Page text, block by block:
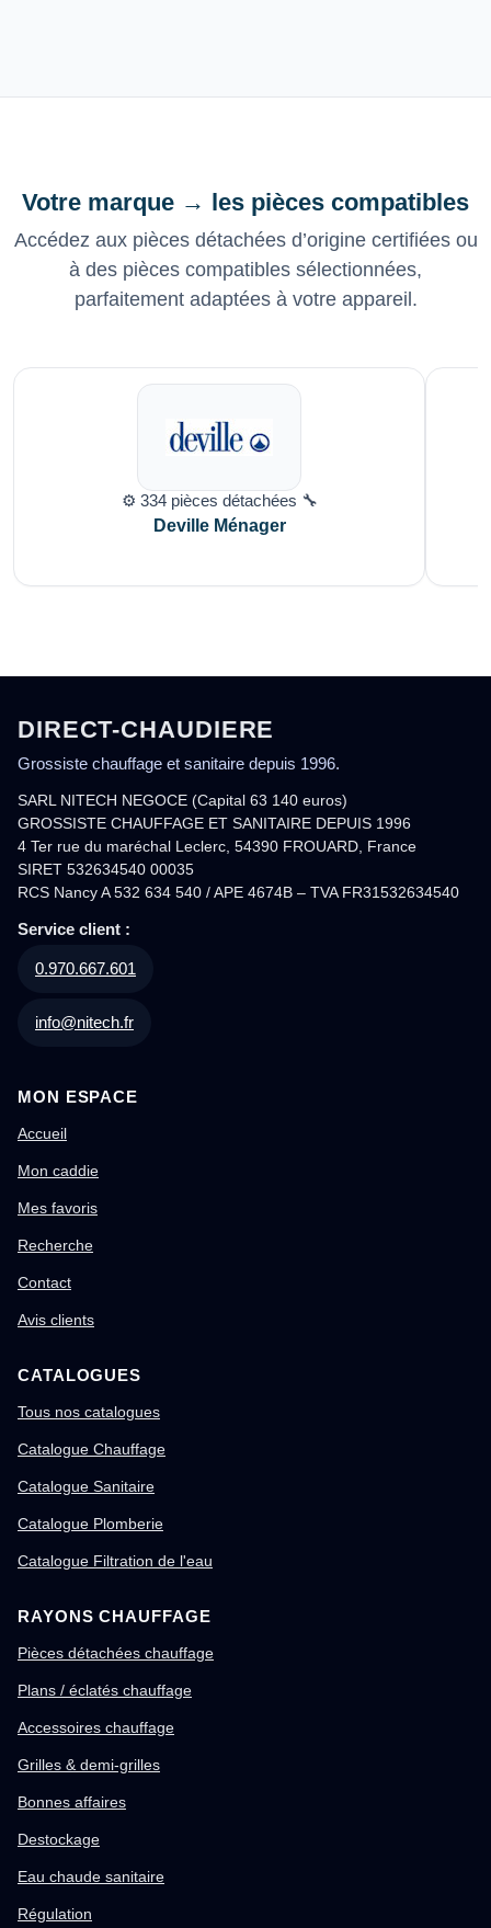
Votre marque → les pièces compatibles
Accédez aux pièces détachées d’origine certifiées ou
à des pièces compatibles sélectionnées,
parfaitement adaptées à votre appareil.
⚙️ 334 pièces détachées 🔧
Deville Ménager
DIRECT-CHAUDIERE
Grossiste chauffage et sanitaire depuis 1996.
SARL NITECH NEGOCE (Capital 63 140 euros)
GROSSISTE CHAUFFAGE ET SANITAIRE DEPUIS 1996
4 Ter rue du maréchal Leclerc, 54390 FROUARD, France
SIRET 532634540 00035
RCS Nancy A 532 634 540 / APE 4674B – TVA FR31532634540
Service client :
0.970.667.601
info@nitech.fr
MON ESPACE
Accueil
Mon caddie
Mes favoris
Recherche
Contact
Avis clients
CATALOGUES
Tous nos catalogues
Catalogue Chauffage
Catalogue Sanitaire
Catalogue Plomberie
Catalogue Filtration de l'eau
RAYONS CHAUFFAGE
Pièces détachées chauffage
Plans / éclatés chauffage
Accessoires chauffage
Grilles & demi-grilles
Bonnes affaires
Destockage
Eau chaude sanitaire
Régulation